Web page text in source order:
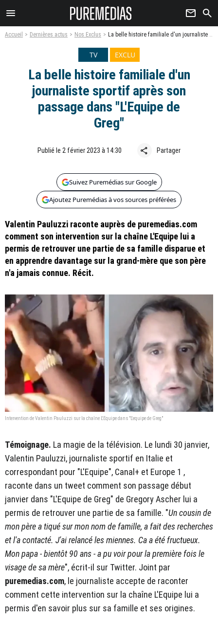
menu newsletter search
Accueil Dernières actus Nos Exclus La belle histoire familiale d'un journaliste sportif après son passage dans "L'Equipe de Greg"
TV EXCLU
La belle histoire familiale d'un
journaliste sportif après son
passage dans "L'Equipe de
Greg"
Publié le 2 février 2023 à 14:30 share Partager
Suivez Puremédias sur Google
Ajoutez Puremédias à vos sources préférées
Valentin Pauluzzi raconte auprès de puremedias.com
comment son intervention sur la chaîne L'Equipe lui a
permis de retrouver une partie de sa famille disparue et
en apprendre davantage sur la grand-mère que son père
n'a jamais connue. Récit.
Intervention de Valentin Pauluzzi sur la chaîne L'Equipe dans "L'equipe de Greg"
Témoignage. La magie de la télévision. Le lundi 30 janvier,
Valentin Pauluzzi, journaliste sportif en Italie et
correspondant pour "L'Equipe", Canal+ et Europe 1 ,
raconte dans un tweet comment son passage début
janvier dans "L'Equipe de Greg" de Gregory Ascher lui a
permis de retrouver une partie de sa famille. "Un cousin de
mon père a tiqué sur mon nom de famille, a fait des recherches
et l'a contacté. J'ai relancé les miennes. Ca a été fructueux.
Mon papa - bientôt 90 ans - a pu voir pour la première fois le
visage de sa mère", écrit-il sur Twitter. Joint par
puremedias.com, le journaliste accepte de raconter
comment cette intervention sur la chaîne L'Equipe lui a
permis d'en savoir plus sur sa famille et ses origines.